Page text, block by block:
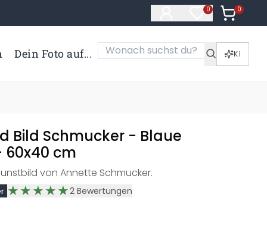
0
Artikel im
0
Artikel
Dein Foto auf... KI
Bild Schmucker - Blaue
cm
von Annette Schmucker.
2 Bewertungen